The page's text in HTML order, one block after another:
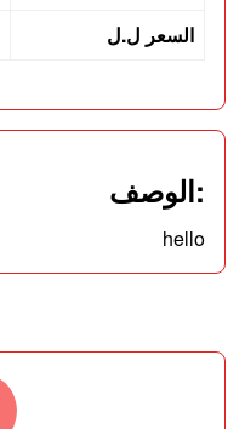
السعر ل.ل
:الوصف
hello